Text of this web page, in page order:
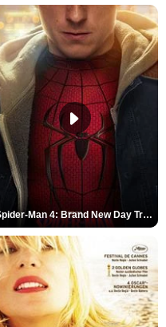
Spider-Man 4: Brand New Day Trailer (3) DF